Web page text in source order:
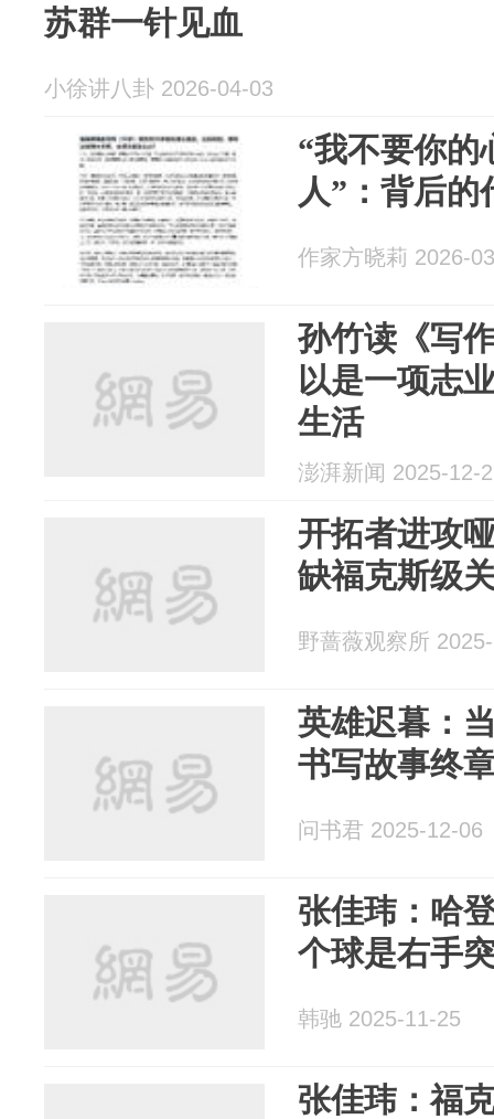
苏群一针见血
小徐讲八卦 2026-04-03
“我不要你的
人”：背后的
作家方晓莉 2026-
孙竹读《写
以是一项志
生活
澎湃新闻 2025-12-
开拓者进攻
缺福克斯级
野蔷薇观察所
英雄迟暮：
书写故事终
问书君 2025-12-06
张佳玮：哈
个球是右手
韩驰 2025-11-25
张佳玮：福